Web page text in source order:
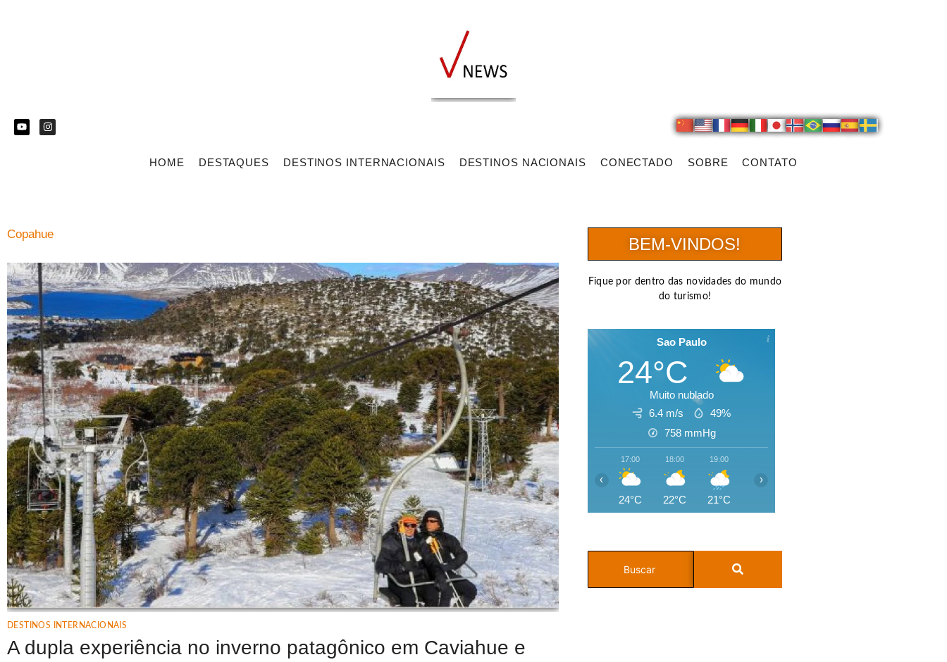
HOME DESTAQUES DESTINOS INTERNACIONAIS DESTINOS NACIONAIS CONECTADO SOBRE CONTATO
Copahue
DESTINOS INTERNACIONAIS
A dupla experiência no inverno patagônico em Caviahue e
BEM-VINDOS!
Fique por dentro das novidades do mundo
do turismo!
Sao Paulo
24°C
Muito nublado
6.4 m/s
49%
758 mmHg
17:00
24°C
18:00
22°C
19:00
21°C
‹ ›